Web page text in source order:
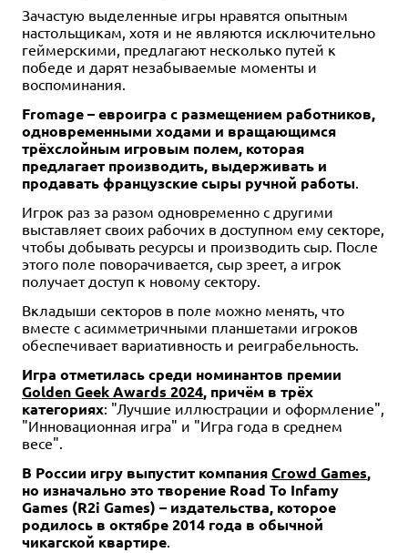
Зачастую выделенные игры нравятся опытным
настольщикам, хотя и не являются исключительно
геймерскими, предлагают несколько путей к
победе и дарят незабываемые моменты и
воспоминания.
Fromage – евроигра с размещением работников,
одновременными ходами и вращающимся
трёхслойным игровым полем, которая
предлагает производить, выдерживать и
продавать французские сыры ручной работы.
Игрок раз за разом одновременно с другими
выставляет своих рабочих в доступном ему секторе,
чтобы добывать ресурсы и производить сыр. После
этого поле поворачивается, сыр зреет, а игрок
получает доступ к новому сектору.
Вкладыши секторов в поле можно менять, что
вместе с асимметричными планшетами игроков
обеспечивает вариативность и реиграбельность.
Игра отметилась среди номинантов премии
Golden Geek Awards 2024, причём в трёх
категориях: "Лучшие иллюстрации и оформление",
"Инновационная игра" и "Игра года в среднем
весе".
В России игру выпустит компанияCrowd Games,
но изначально это творение Road To Infamy
Games (R2i Games) – издательства, которое
родилось в октябре 2014 года в обычной
чикагской квартире.